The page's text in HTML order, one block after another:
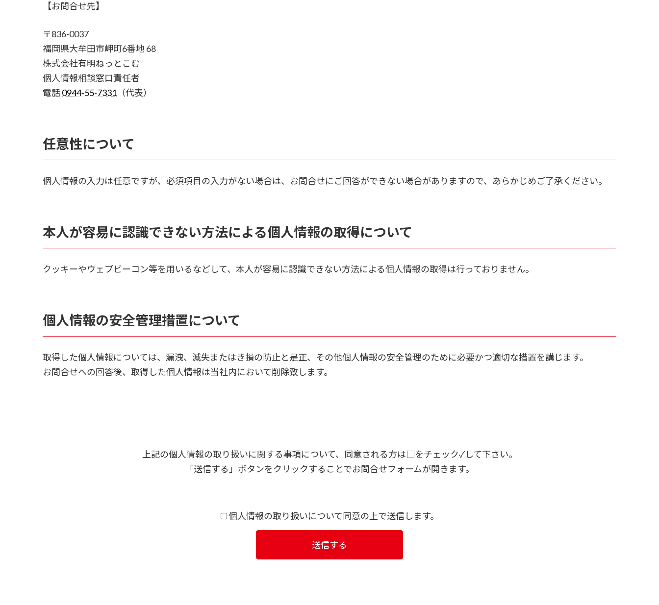
【お問合せ先】
〒836-0037
福岡県大牟田市岬町6番地 68
株式会社有明ねっとこむ
個人情報相談窓口責任者
電話0944-55-7331 （代表）
任意性について
個人情報の入力は任意ですが、必須項目の入力がない場合は、お問合せにご回答ができない場合がありますので、あらかじめご了承ください。
本人が容易に認識できない方法による個人情報の取得について
クッキーやウェブビーコン等を用いるなどして、本人が容易に認識できない方法による個人情報の取得は行っておりません。
個人情報の安全管理措置について
取得した個人情報については、漏洩、滅失またはき損の防止と是正、その他個人情報の安全管理のために必要かつ適切な措置を講じます。
お問合せへの回答後、取得した個人情報は当社内において削除致します。
上記の個人情報の取り扱いに関する事項について、同意される方は□をチェック✓して下さい。
「送信する」ボタンをクリックすることでお問合せフォームが開きます。
個人情報の取り扱いについて同意の上で送信します。
送信する